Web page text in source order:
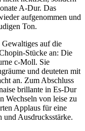
A-Dur. Das
aufgenommen und
Ton.
Gewaltiges auf die
Stücke an: Die
c-Moll. Sie
und deuteten mit
an. Zum Abschluss
brillante in Es-Dur
Wechseln von leise zu
Applaus für eine
und Ausdrucksstärke.